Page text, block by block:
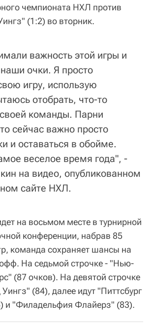
чемпионата НХЛ против
(1:2) во вторник.
важность этой игры и
очки. Я просто
игру, использую
отобрать, что-то
команды. Парни
сейчас важно просто
и оставаться в обойме.
веселое время года", -
на видео, опубликованном
сайте НХЛ.
на восьмом месте в турнирной
конференции, набрав 85
команда сохраняет шансы на
На седьмой строчке - "Нью-
(87 очков). На девятой строчке
(84), далее идут "Питтсбург
и "Филадельфия Флайерз" (83).